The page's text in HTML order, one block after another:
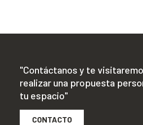
"Contáctanos y te
realizar una propuesta
tu espacio"
CONTACTO